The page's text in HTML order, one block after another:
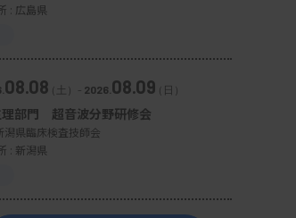
: 広島県
08.08（土） - 2026. 08.09 （日）
理部門 超音波分野研修会
潟県臨床検査技師会
: 新潟県